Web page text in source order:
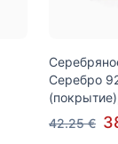
Серебро
42.25 €